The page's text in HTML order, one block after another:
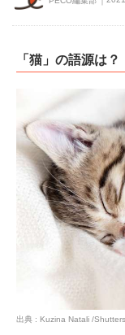
「猫」の語源は？
出典 : Kuzina Natali /